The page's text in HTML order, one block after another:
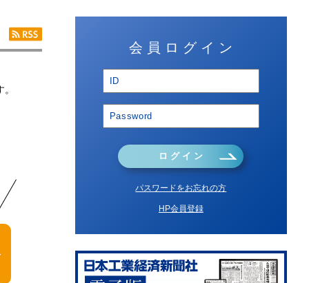
会 員 ロ グ イ ン
ロ グ イ ン
パスワードをお忘れの方
HP会員登録